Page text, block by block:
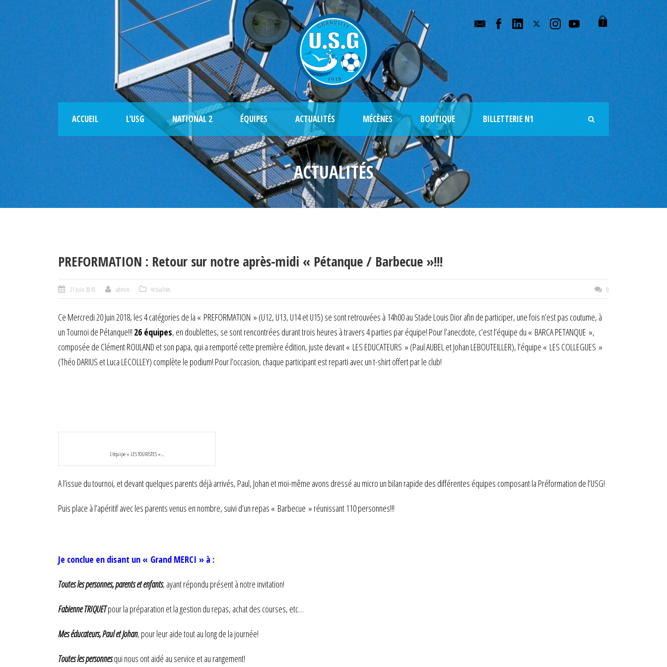
0
ACCUEIL L’USG NATIONAL 2 ÉQUIPES ACTUALITÉS MÉCÈNES BOUTIQUE BILLETTERIE N1
ACTUALITÉS
PREFORMATION : Retour sur notre après-midi « Pétanque / Barbecue »!!!
21 Juin 2018 admin Actualités 0
Ce Mercredi 20 Juin 2018, les 4 catégories de la « PREFORMATION » (U12, U13, U14 et U15) se sont retrouvées à 14h00 au Stade Louis Dior afin de participer, une fois n’est pas coutume, à
un Tournoi de Pétanque!!! 26 équipes, en doublettes, se sont rencontrées durant trois heures à travers 4 parties par équipe! Pour l’anecdote, c’est l’équipe du « BARCA PETANQUE »,
composée de Clément ROULAND et son papa, qui a remporté cette première édition, juste devant « LES EDUCATEURS » (Paul AUBEL et Johan LEBOUTEILLER), l’équipe « LES COLLEGUES »
(Théo DARIUS et Luca LECOLLEY) complète le podium! Pour l’occasion, chaque participant est reparti avec un t-shirt offert par le club!
L’équipe « LES TOURISTES »…
A l’issue du tournoi, et devant quelques parents déjà arrivés, Paul, Johan et moi-même avons dressé au micro un bilan rapide des différentes équipes composant la Préformation de l’USG!
Puis place à l’apéritif avec les parents venus en nombre, suivi d’un repas « Barbecue » réunissant 110 personnes!!!
Je conclue en disant un « Grand MERCI » à :
Toutes les personnes, parents et enfants, ayant répondu présent à notre invitation!
Fabienne TRIQUETpour la préparation et la gestion du repas, achat des courses, etc…
Mes éducateurs, Paul et Johan, pour leur aide tout au long de la journée!
Toutes les personnesqui nous ont aidé au service et au rangement!